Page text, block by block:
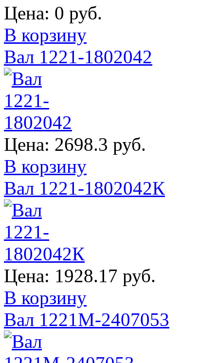
Цена: 0 руб.
В корзину
Вал 1221-1802042
Цена: 2698.3 руб.
В корзину
Вал 1221-1802042К
Цена: 1928.17 руб.
В корзину
Вал 1221М-2407053